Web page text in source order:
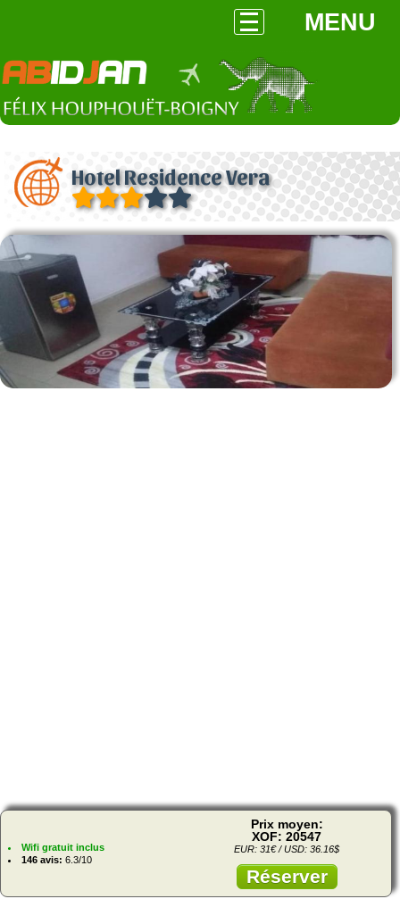
MENU
Hotel Residence Vera
Wifi gratuit inclus
146 avis: 6.3/10
Prix moyen:
XOF: 20547
EUR: 31€ / USD: 36.16$
Réserver